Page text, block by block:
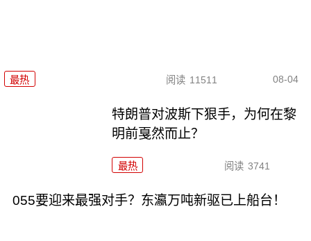
最热 阅读 11511 08-04
特朗普对波斯下狠手，为何在黎
明前戛然而止？
最热 阅读 3741
055要迎来最强对手？东瀛万吨新驱已上船台！